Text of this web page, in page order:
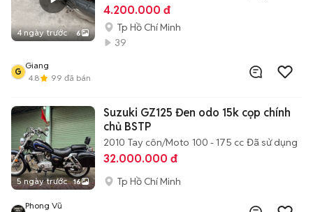
4 ngày trước 6
4.200.000 đ
Tp Hồ Chí Minh
39
G
Giang
4.8
99 đã bán
5 ngày trước 16
Suzuki GZ125 Đen odo 15k cọp chính
chủ BSTP
2010 Tay côn/Moto 100 - 175 cc Đã sử dụng
32.000.000 đ
Tp Hồ Chí Minh
Phong Vũ